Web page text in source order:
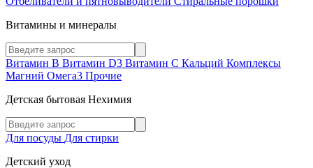
Витамины и минералы
Витамин В Витамин D3 Витамин С Кальций Комплексы
Магний Омега3 Прочие
Детская бытовая Нехимия
Для посуды Для стирки
Детский уход